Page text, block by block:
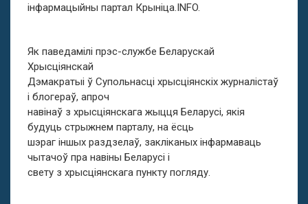
інфармацыйны партал Крыніца.INFO.
Як паведамілі прэс-службе Беларускай
Хрысціянскай
Дэмакратыі ў Супольнасці хрысціянскіх журналістаў
і блогераў, апроч
навінаў з хрысціянскага жыцця Беларусі, якія
будуць стрыжнем парталу, на ёсць
шэраг іншых раздзелаў, закліканых інфармаваць
чытачоў пра навіны Беларусі і
свету з хрысціянскага пункту погляду.